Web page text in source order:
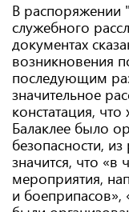
В распоряжении
служебного
документах
возникновения
последующим
значительное
констатация,
Балаклее было
безопасности,
значится, что «в
мероприятия,
и боеприпасов»,